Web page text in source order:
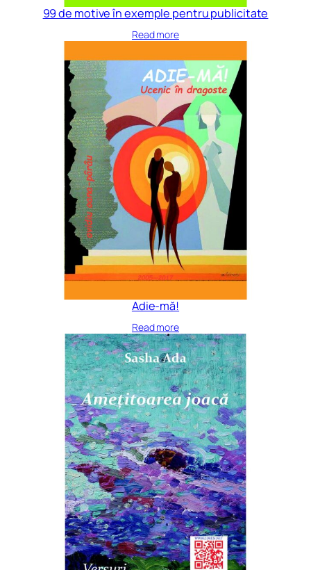
99 de motive în exemple pentru publicitate
Read more
Adie-mă!
Read more